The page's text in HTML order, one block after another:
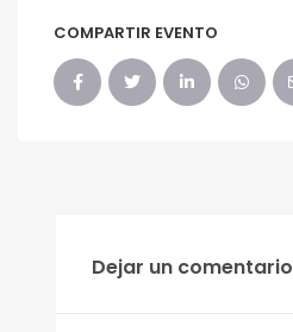
COMPARTIR EVENTO
Dejar un comentario